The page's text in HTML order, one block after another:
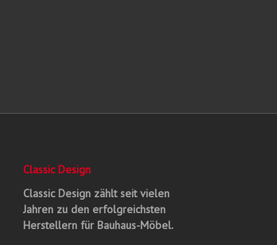
Classic Design
Classic Design zählt seit vielen
Jahren zu den erfolgreichsten
Herstellern für Bauhaus-Möbel.